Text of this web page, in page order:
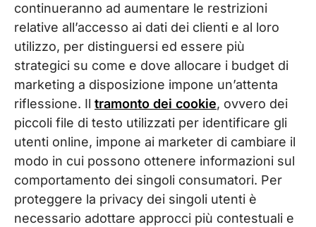
continueranno ad aumentare le restrizioni
relative all’accesso ai dati dei clienti e al loro
utilizzo, per distinguersi ed essere più
strategici su come e dove allocare i budget di
marketing a disposizione impone un’attenta
riflessione. Il tramonto dei cookie, ovvero dei
piccoli file di testo utilizzati per identificare gli
utenti online, impone ai marketer di cambiare il
modo in cui possono ottenere informazioni sul
comportamento dei singoli consumatori. Per
proteggere la privacy dei singoli utenti è
necessario adottare approcci più contestuali e